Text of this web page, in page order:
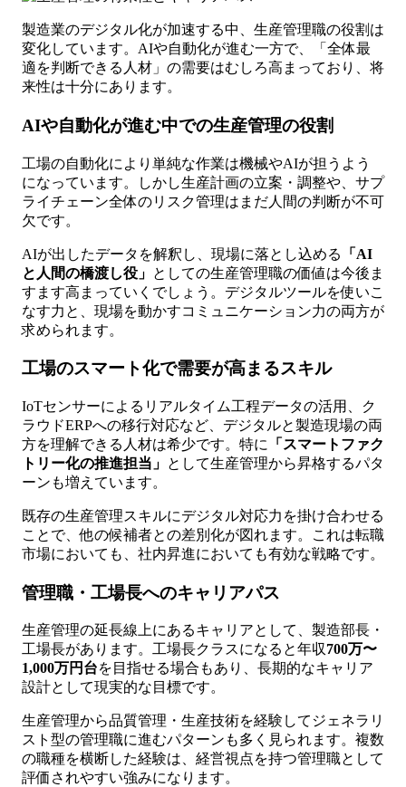
製造業のデジタル化が加速する中、生産管理職の役割は
変化しています。AIや自動化が進む一方で、「全体最
適を判断できる人材」の需要はむしろ高まっており、将
来性は十分にあります。
AIや自動化が進む中での生産管理の役割
工場の自動化により単純な作業は機械やAIが担うよう
になっています。しかし生産計画の立案・調整や、サプ
ライチェーン全体のリスク管理はまだ人間の判断が不可
欠です。
AIが出したデータを解釈し、現場に落とし込める
「AI
と人間の橋渡し役」 としての生産管理職の価値は今後ま
すます高まっていくでしょう。デジタルツールを使いこ
なす力と、現場を動かすコミュニケーション力の両方が
求められます。
工場のスマート化で需要が高まるスキル
IoTセンサーによるリアルタイム工程データの活用、ク
ラウドERPへの移行対応など、デジタルと製造現場の両
方を理解できる人材は希少です。特に
「スマートファク
トリー化の推進担当」 として生産管理から昇格するパタ
ーンも増えています。
既存の生産管理スキルにデジタル対応力を掛け合わせる
ことで、他の候補者との差別化が図れます。これは転職
市場においても、社内昇進においても有効な戦略です。
管理職・工場長へのキャリアパス
生産管理の延長線上にあるキャリアとして、製造部長・
工場長があります。工場長クラスになると年収700万〜
1,000万円台を目指せる場合もあり、長期的なキャリア
設計として現実的な目標です。
生産管理から品質管理・生産技術を経験してジェネラリ
スト型の管理職に進むパターンも多く見られます。複数
の職種を横断した経験は、経営視点を持つ管理職として
評価されやすい強みになります。